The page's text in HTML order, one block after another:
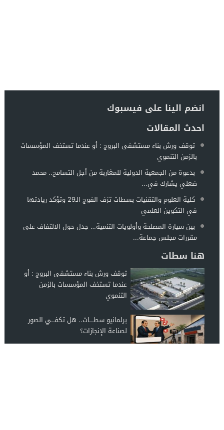
انضم الينا على فيسبوك
احدث المقالات
توقف ورش بناء مستشفى البروج : أو عندما تستخف المؤسسات
بالزمن التنموي
بدعوة من الجمعية الدولية للمغاربة من أجل التسامح.. محمد
ضعلي يشارك في...
كلية العلوم والتقنيات بسطات تزف الفوج الـ29 وتؤكد ريادتها
في التكوين العلمي
بين سيارة المصلحة وأولويات التنمية… جدل حول الالتفاف على
مقررات مجلس جماعة...
هنا سطات
توقف ورش بناء مستشفى البروج : أو
عندما تستخف المؤسسات بالزمن
التنموي
برلمانيو سطــــات.. هل تكفـــي الصور
لصناعة الإنجازات؟